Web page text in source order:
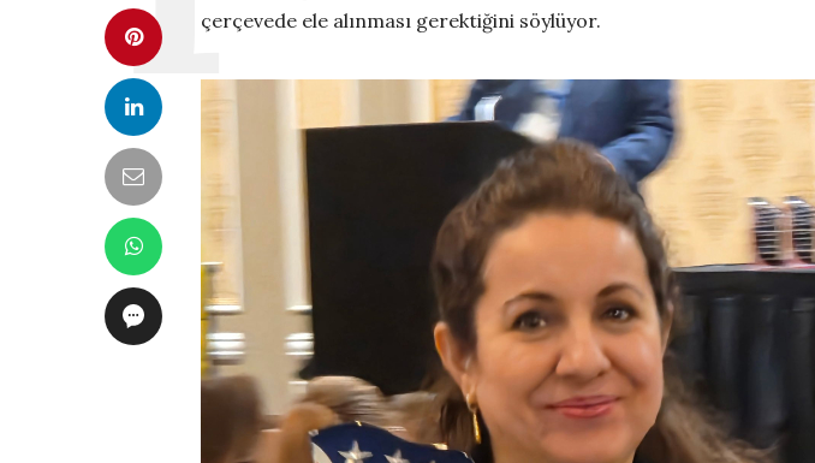
çerçevede ele alınması gerektiğini söylüyor.